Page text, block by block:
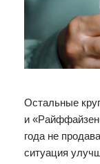
Остальные
и
года не
ситуация